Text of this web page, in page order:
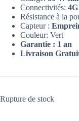
Connectivités: 4G
Résistance à la
Capteur :
Couleur: Vert
Garantie : 1 an
Livraison
Rupture de stock